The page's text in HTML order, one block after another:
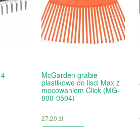
McGarden grabie
plastikowe do lisci Max z
mocowaniem Click (MG-
800-0504)
27.20 zł